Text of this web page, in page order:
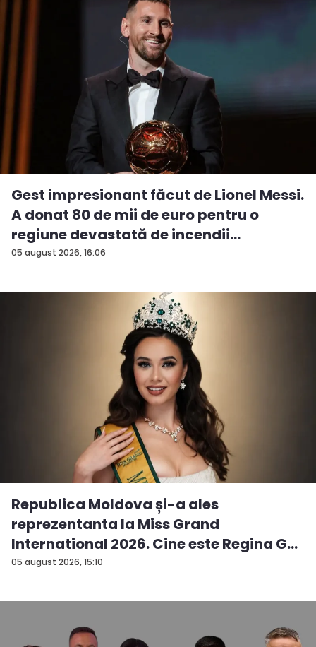
05 august 2026, 16:06
Gest impresionant făcut de Lionel Messi.
A donat 80 de mii de euro pentru o
regiune devastată de incendii
05 august 2026, 15:10
Republica Moldova și-a ales
reprezentanta la Miss Grand
International 2026. Cine este Regina G...